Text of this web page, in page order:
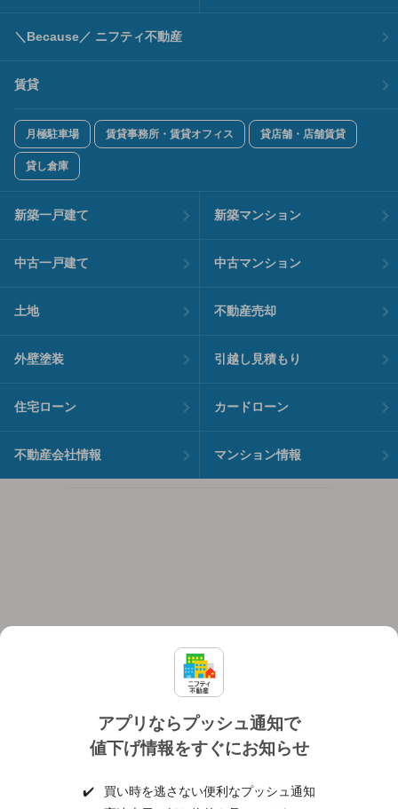
アプリならプッシュ通知で
値下げ情報をすぐにお知らせ
✔️
買い時を逃さない便利なプッシュ通知
＼Because／ ニフティ不動産
賃貸
月極駐車場 賃貸事務所・賃貸オフィス 貸店舗・店舗賃貸
貸し倉庫
新築一戸建て 新築マンション
中古一戸建て 中古マンション
土地 不動産売却
外壁塗装 引越し見積もり
住宅ローン カードローン
不動産会社情報 マンション情報
個人情報保護ポリシー 利用規約
ヘルプ・お問い合わせ 採用情報